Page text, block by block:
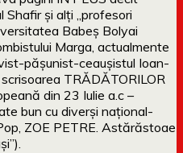
și alți „profesori
Babeș Bolyai
Marga, actualmente
pășunist-ceaușistul Ioan-
TRĂDĂTORILOR
din 23 Iulie a.c –
bun cu diverși național-
ZOE PETRE. Astărăstoae